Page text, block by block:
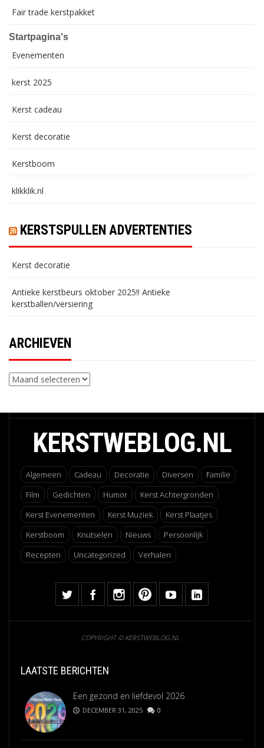
Fair trade kerstpakket
Startpagina's
Evenementen
kerst 2025
Kerst cadeau
Kerst decoratie
Kerstboom
klikklik.nl
KERSTSPULLEN ADVERTENTIES
Kerst decoratie
Antieke kerstbeurs oktober 2025!! Antieke
kerstballen/versiering
ARCHIEVEN
Archieven
KERSTWEBLOG.NL
Algemeen Cadeau Decoratie Diversen
Familie
Film
Gedichten Humor
Kerst Achtergronden
Kerst Evenementen
Kerst Muziek
Kerst Plaatjes
Kerstboom
Knutselen Nieuws
Persoonlijk
Recepten
Uncategorized Verhalen
COPYRIGHT © KERSTWEBLOG.NL
LAATSTE BERICHTEN
Een gezond en liefdevol 2026
DECEMBER 31, 2025 0